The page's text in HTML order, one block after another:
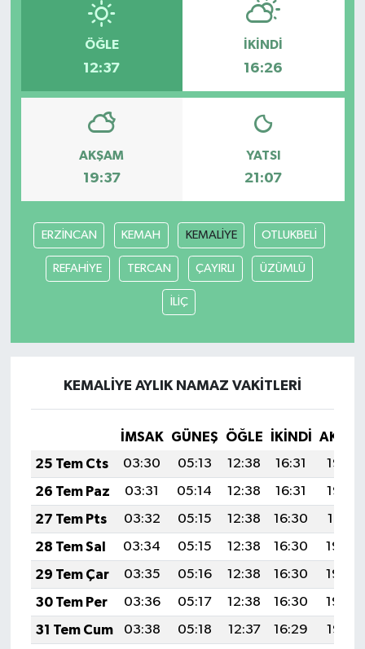
ÖĞLE
12:37
İKINDI
16:26
AKŞAM
19:37
YATSI
21:07
ERZİNCAN KEMAH KEMALİYE OTLUKBELİ
REFAHİYE TERCAN ÇAYIRLI ÜZÜMLÜ
İLİÇ
KEMALİYE AYLIK NAMAZ VAKITLERI
İMSAK GÜNEŞ ÖĞLE İKINDI
25 Tem Cts
03:30 05:13 12:38 16:31
19:52
26 Tem Paz
03:31 05:14 12:38 16:31
19:52
27 Tem Pts
03:32 05:15 12:38 16:30
19:51
28 Tem Sal
03:34 05:15 12:38 16:30
19:50
29 Tem Çar
03:35 05:16 12:38 16:30
19:49
30 Tem Per
03:36 05:17 12:38 16:30
19:48
31 Tem Cum
03:38 05:18 12:37 16:29
19:47